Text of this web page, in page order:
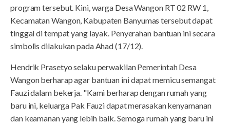
program tersebut. Kini, warga Desa Wangon RT 02 RW 1,
Kecamatan Wangon, Kabupaten Banyumas tersebut dapat
tinggal di tempat yang layak. Penyerahan bantuan ini secara
simbolis dilakukan pada Ahad (17/12).
Hendrik Prasetyo selaku perwakilan Pemerintah Desa
Wangon berharap agar bantuan ini dapat memicu semangat
Fauzi dalam bekerja. "Kami berharap dengan rumah yang
baru ini, keluarga Pak Fauzi dapat merasakan kenyamanan
dan keamanan yang lebih baik. Semoga rumah yang baru ini